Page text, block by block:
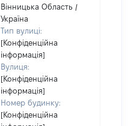
Вінницька Область /
Україна
Тип вулиці:
[Конфіденційна
інформація]
Вулиця:
[Конфіденційна
інформація]
Номер будинку:
[Конфіденційна